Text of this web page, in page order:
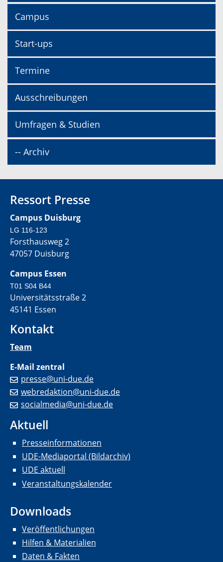
Campus
Start-ups
Termine
Ausschreibungen
Umfragen & Studien
-- Archiv
Ressort Presse
Campus Duisburg
LG 116-123
Forsthausweg 2
47057 Duisburg
Campus Essen
T01 S04 B44
Universitätsstraße 2
45141 Essen
Kontakt
Team
E-Mail zentral
presse@uni-due.de
webredaktion@uni-due.de
socialmedia@uni-due.de
Aktuell
Presseinformationen
UDE-Mediaportal (Bildarchiv)
UDE aktuell
Veranstaltungskalender
Downloads
Veröffentlichungen
Hilfen & Materialien
Daten & Fakten